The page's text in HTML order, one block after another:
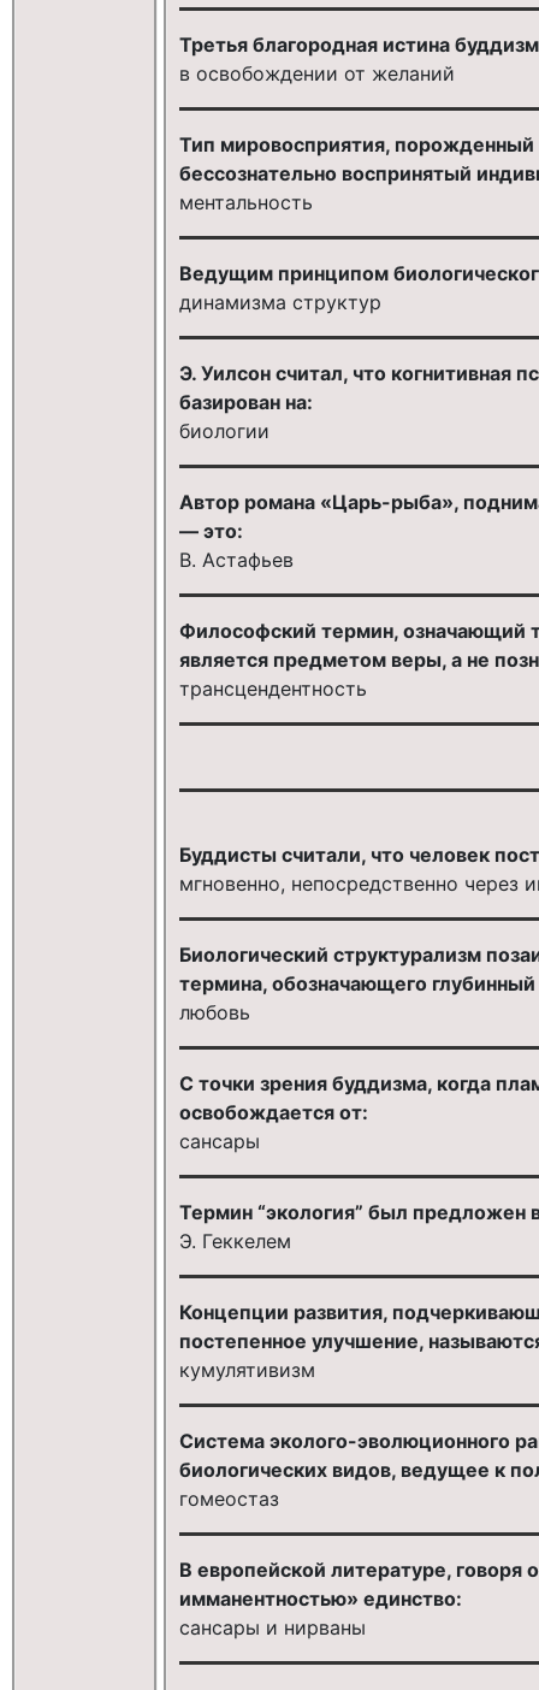
Третья благородная истина
в освобождении от желаний
Тип мировосприятия,
бессознательно воспринятый
ментальность
Ведущим принципом
динамизма структур
Э. Уилсон считал, что когнитивная
базирован на:
биологии
Автор романа «Царь-рыба»,
— это:
В. Астафьев
Философский термин, означающий
является предметом веры, а не
трансцендентность
Буддисты считали, что человек
мгновенно, непосредственно через
Биологический структурализм
термина, обозначающего
любовь
С точки зрения буддизма, когда
освобождается от:
сансары
Термин “экология” был предложен
Э. Геккелем
Концепции развития,
постепенное улучшение,
кумулятивизм
Система эколого-эволюционного
биологических видов, ведущее к
гомеостаз
В европейской литературе, говоря
имманентностью» единство:
сансары и нирваны